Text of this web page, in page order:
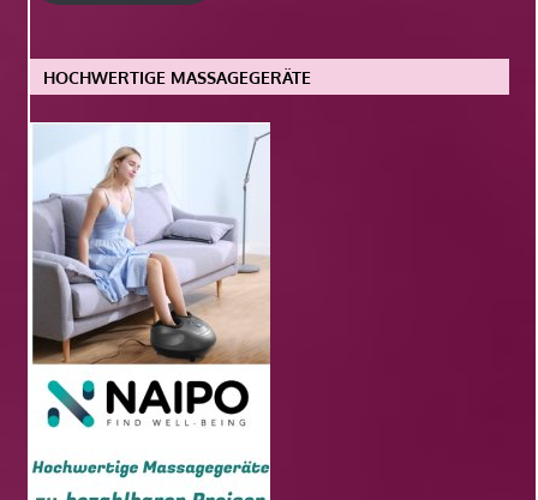
HOCHWERTIGE MASSAGEGERÄTE